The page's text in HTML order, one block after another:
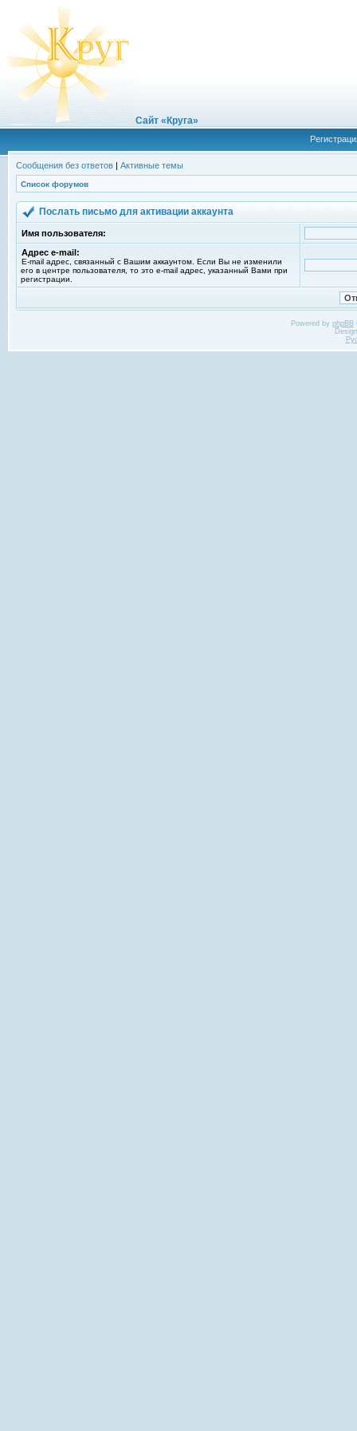
Сайт «Круга»
Сообщения без ответов | Активные темы
Список форумов
Послать письмо для активации аккаунта
Имя пользователя:
Адрес e-mail:
E-mail адрес, связанный с Вашим аккаунтом. Если Вы не изменили
его в центре пользователя, то это e-mail адрес, указанный Вами при
регистрации.
Powered by phpBB